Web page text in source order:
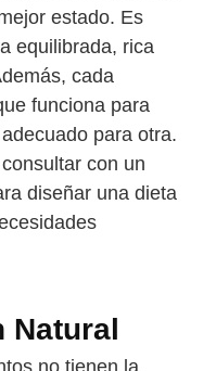
estado. Es
equilibrada, rica
cada
funciona para
para otra.
con un
diseñar una dieta
Natural
no tienen la